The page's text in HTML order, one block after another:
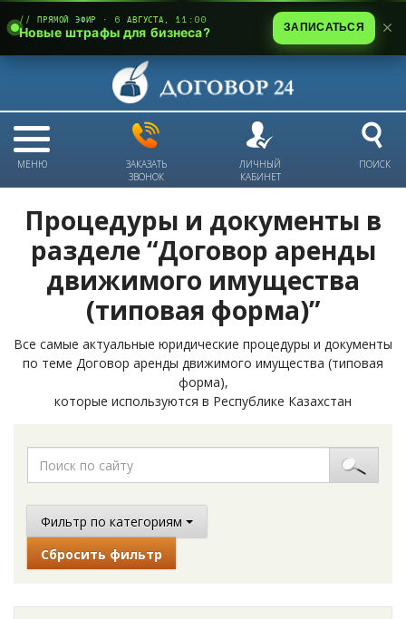
МЕНЮ
ЗАКАЗАТЬ
ЗВОНОК
ЛИЧНЫЙ
КАБИНЕТ
ПОИСК
Процедуры и документы в
разделе “Договор аренды
движимого имущества
(типовая форма)”
Все самые актуальные юридические процедуры и документы
по теме Договор аренды движимого имущества (типовая
форма),
которые используются в Республике Казахстан
Фильтр по категориям
Сбросить фильтр
// ПРЯМОЙ ЭФИР · 6 АВГУСТА, 11:00
Новые штрафы для бизнеса? ЗАПИСАТЬСЯ